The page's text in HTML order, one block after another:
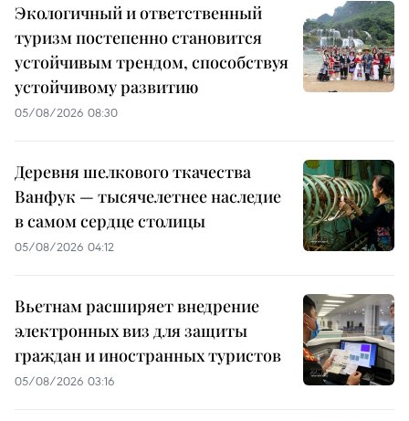
Экологичный и ответственный
туризм постепенно становится
устойчивым трендом, способствуя
устойчивому развитию
05/08/2026 08:30
Деревня шелкового ткачества
Ванфук — тысячелетнее наследие
в самом сердце столицы
05/08/2026 04:12
Вьетнам расширяет внедрение
электронных виз для защиты
граждан и иностранных туристов
05/08/2026 03:16